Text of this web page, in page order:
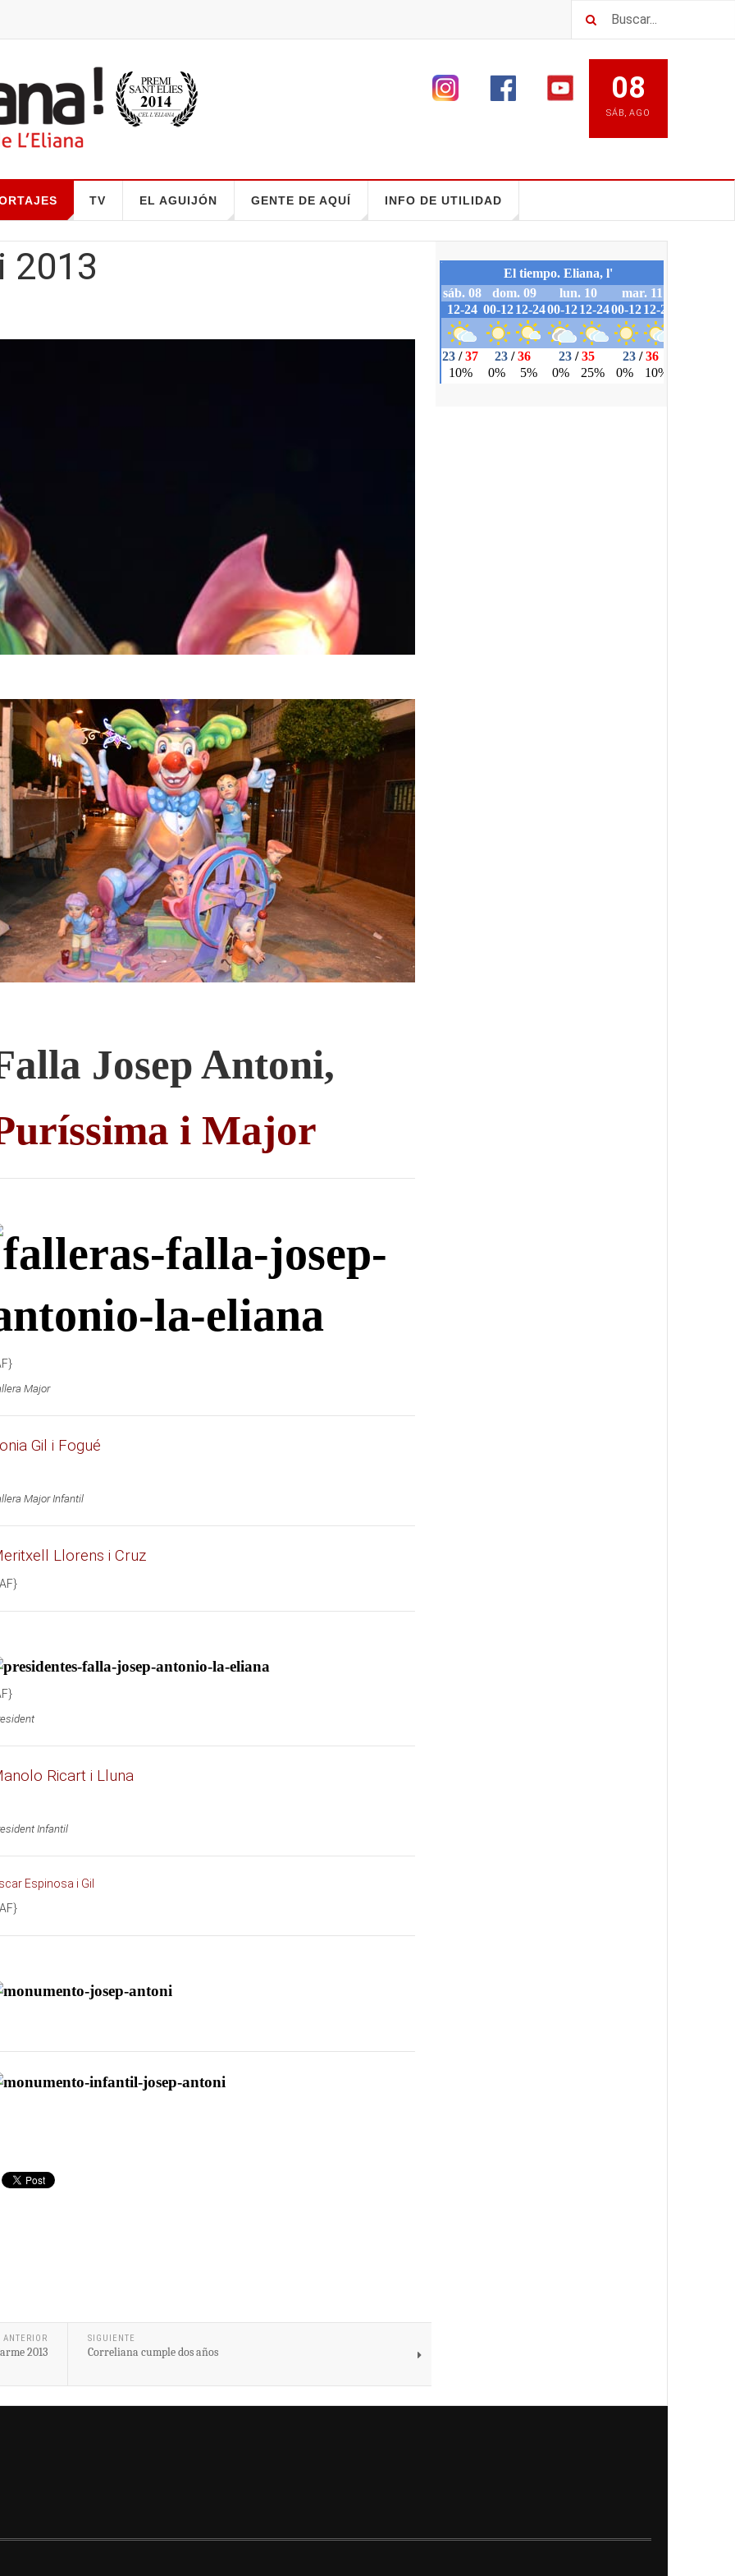
08
SÁB, AGO
TV EL AGUIJÓN GENTE DE AQUÍ INFO DE UTILIDAD
2013
Josep Antoni,
i Major
Major
Gil i Fogué
Major Infantil
Llorens i Cruz
Ricart i Lluna
Infantil
Espinosa i Gil
ANTERIOR
2013
SIGUIENTE
Correliana cumple dos años